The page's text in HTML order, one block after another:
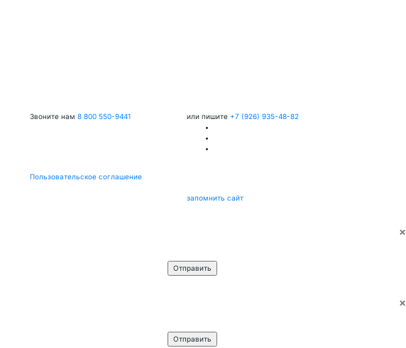
Звоните нам 8 800 550-9441
Пользовательское соглашение
или пишите +7 (926) 935-48-82
запомнить сайт
×
×